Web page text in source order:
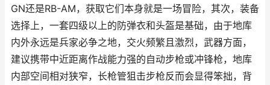
GN还是RB-AM，获取它们本身就是一场冒险，其次，装备
选择上，一套四级以上的防弹衣和头盔是基础，由于地库
内外永远是兵家必争之地，交火频繁且激烈，武器方面，
建议携带中近距离作战能力强的自动步枪或冲锋枪，地库
内部空间相对狭窄，长枪管狙击步枪反而会显得笨拙，背